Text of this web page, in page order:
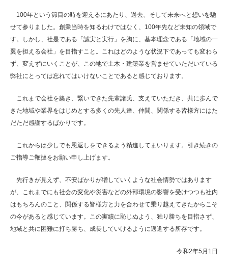
100年という節目の時を迎えるにあたり、過去、そして未来へと想いを馳
せて参りました。創業当時を知るわけではなく、100年先など未知の領域で
す。しかし、社是である「誠実と実行」を胸に、基本理念である「地域の一
翼を担える会社」を目指すこと。これはどのような状況下であっても変わら
ず、変えずにいくことが、この地で土木・建築業を営ませていただいている
弊社にとっては忘れてはいけないことであると感じております。
これまで会社を築き、繋いできた先輩諸氏、支えていただき、共に歩んで
きた地域や業界をはじめとする多くの先人達、仲間、関係する皆様方にはた
だただ感謝するばかりです。
これからは少しでも恩返しをできるよう精進してまいります。引き続きの
ご指導ご鞭撻をお願い申し上げます。
先行きが見えず、不安ばかりが増していくような社会情勢ではあります
が、これまでにも社会の変化や災害などの外部環境の影響を受けつつも社内
はもちろんのこと、関係する皆様方と力を合わせて乗り越えてきたからこそ
の今があると感じています。この実績に恥じぬよう、独り勝ちを目指さず、
地域と共に困難に打ち勝ち、成長していけるように邁進する所存です。
令和2年5月1日